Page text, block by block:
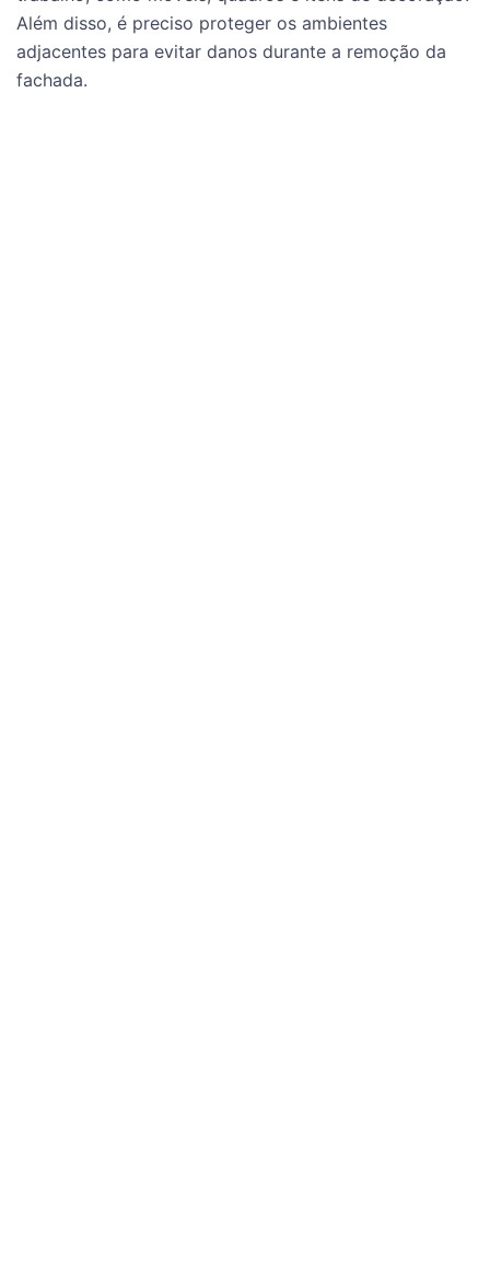
Além disso, é preciso proteger os ambientes
adjacentes para evitar danos durante a remoção da
fachada.